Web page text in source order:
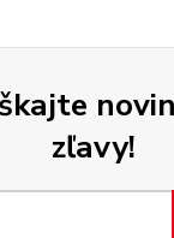
zľavy!